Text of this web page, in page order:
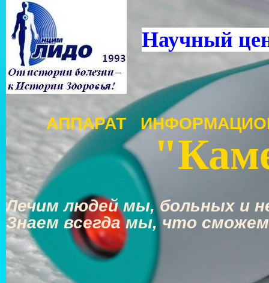
Научный
АППАРАТ
Лечим людей мы, больных и
Знаем всегда мы, что